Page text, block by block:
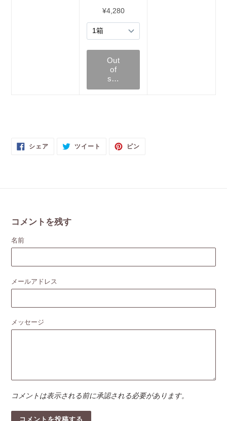
シェアFACEBOOKツイート
TWITTERピンPINTEREST
コメントを残す
名前
メールアドレス
メッセージ
コメントは表示される前に承認される必要があります。